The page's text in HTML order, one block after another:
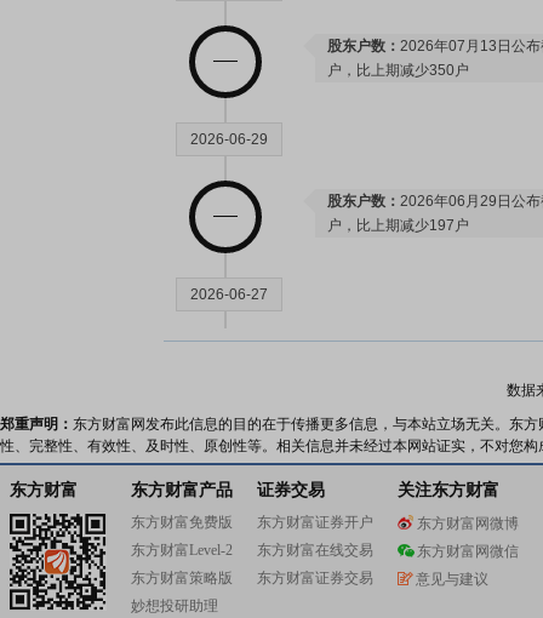
股东户数： 2026年07月13日公
户，比上期减少350户
2026-06-29
股东户数： 2026年06月29日公
户，比上期减少197户
2026-06-27
三届董事会第三次独立董事专门
2026-06-26
股东大会： 于2026-06-26召开
2026-06-18
数据
郑重声明： 东方财富网发布此信息的目的在于传播更多信息，与本站立场无关。东
性、完整性、有效性、及时性、原创性等。相关信息并未经过本网站证实，不对您
东方财富 东方财富产品
东方财富免费版
东方财富Level-2
东方财富策略版
妙想投研助理
证券交易
东方财富证券开户
东方财富在线交易
东方财富证券交易
关注东方财富
东方财富网微博
东方财富网微信
意见与建议